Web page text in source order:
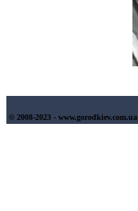
© 2008-2023 - www.gorodkiev.com.ua